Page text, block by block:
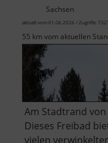
Sachsen
aktuell vom 01.06.2026 / Zugriffe: 7321
55 km vom aktuellen
Am Stadtrand
Dieses Freibad
vielen